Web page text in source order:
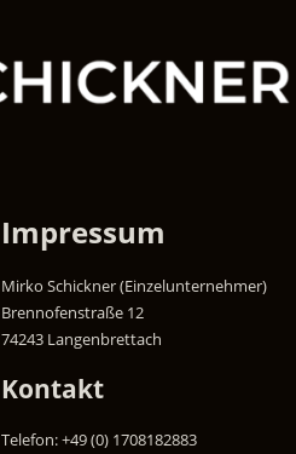
Impressum
Mirko Schickner (Einzelunternehmer)
Brennofenstraße 12
74243 Langenbrettach
Kontakt
Telefon: +49 (0) 1708182883